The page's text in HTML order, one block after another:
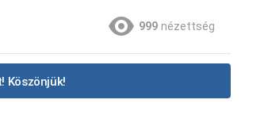
999 nézettség
Köszönjük!